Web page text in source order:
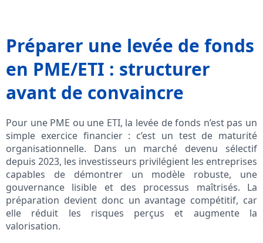
Préparer une levée de fonds
en PME/ETI : structurer
avant de convaincre
Pour une PME ou une ETI, la levée de fonds n’est pas un
simple exercice financier : c’est un test de maturité
organisationnelle. Dans un marché devenu sélectif
depuis 2023, les investisseurs privilégient les entreprises
capables de démontrer un modèle robuste, une
gouvernance lisible et des processus maîtrisés. La
préparation devient donc un avantage compétitif, car
elle réduit les risques perçus et augmente la
valorisation.